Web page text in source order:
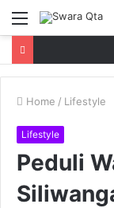
Menu
Home / Lifestyle
Lifestyle
Peduli